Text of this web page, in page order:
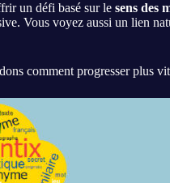
un défi basé sur le sens des
Vous voyez aussi un lien
comment progresser plus